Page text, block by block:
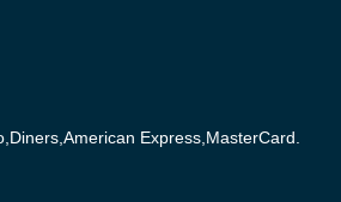
Express,MasterCard.